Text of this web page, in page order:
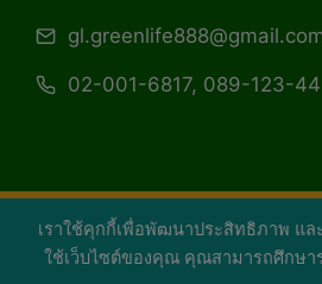
เราใช้คุกกี้เพื่อพัฒนาประสิทธิภาพ แ
ใช้เว็บไซต์ของคุณ คุณสามารถศึกษา
02-001-6817, 089-123-
Copyright 2026 — Green
ไลฟ์พลัส หนังสือ